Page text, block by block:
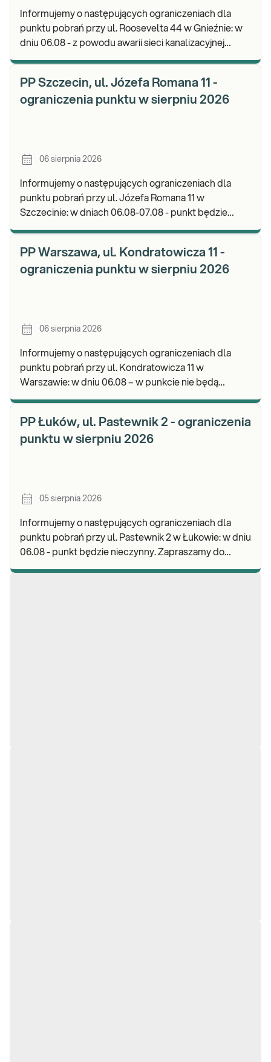
Informujemy o następujących ograniczeniach dla
punktu pobrań przy ul. Roosevelta 44 w Gnieźnie: w
dniu 06.08 - z powodu awarii sieci kanalizacyjnej
PP Szczecin, ul. Józefa Romana 11 -
ograniczenia punktu w sierpniu 2026
06 sierpnia 2026
Informujemy o następujących ograniczeniach dla
punktu pobrań przy ul. Józefa Romana 11 w
Szczecinie: w dniach 06.08-07.08 - punkt będzie
PP Warszawa, ul. Kondratowicza 11 -
ograniczenia punktu w sierpniu 2026
06 sierpnia 2026
Informujemy o następujących ograniczeniach dla
punktu pobrań przy ul. Kondratowicza 11 w
Warszawie: w dniu 06.08 – w punkcie nie będą
PP Łuków, ul. Pastewnik 2 - ograniczenia
punktu w sierpniu 2026
05 sierpnia 2026
Informujemy o następujących ograniczeniach dla
punktu pobrań przy ul. Pastewnik 2 w Łukowie: w dniu
06.08 - punkt będzie nieczynny. Zapraszamy do